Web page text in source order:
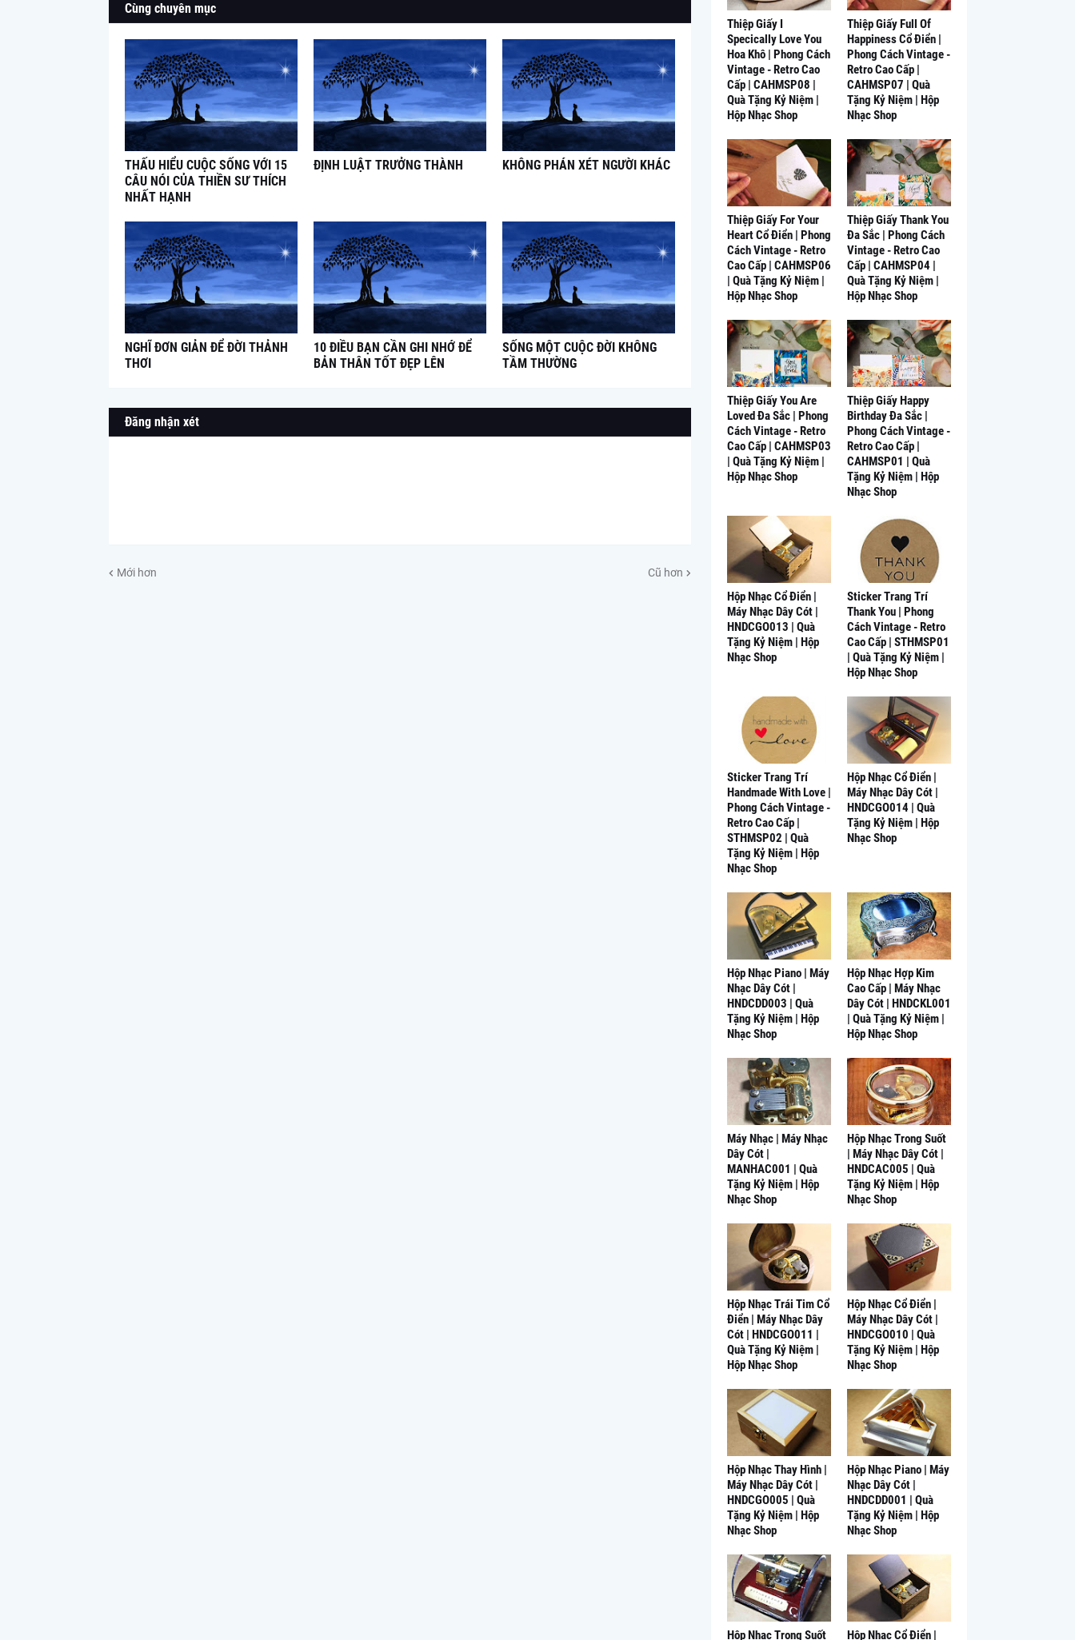
Cùng chuyên mục
THẤU HIỂU CUỘC SỐNG VỚI 15
CÂU NÓI CỦA THIỀN SƯ THÍCH
NHẤT HẠNH
ĐỊNH LUẬT TRƯỞNG THÀNH KHÔNG PHÁN XÉT NGƯỜI KHÁC
NGHĨ ĐƠN GIẢN ĐỂ ĐỜI THẢNH
THƠI
10 ĐIỀU BẠN CẦN GHI NHỚ ĐỂ
BẢN THÂN TỐT ĐẸP LÊN
SỐNG MỘT CUỘC ĐỜI KHÔNG
TẦM THƯỜNG
Đăng nhận xét
Mới hơn Cũ hơn
Thiệp Giấy I
Specically Love You
Hoa Khô | Phong Cách
Vintage - Retro Cao
Cấp | CAHMSP08 |
Quà Tặng Kỷ Niệm |
Hộp Nhạc Shop
Thiệp Giấy Full Of
Happiness Cổ Điển |
Phong Cách Vintage -
Retro Cao Cấp |
CAHMSP07 | Quà
Tặng Kỷ Niệm | Hộp
Nhạc Shop
Thiệp Giấy For Your
Heart Cổ Điển | Phong
Cách Vintage - Retro
Cao Cấp | CAHMSP06
| Quà Tặng Kỷ Niệm |
Hộp Nhạc Shop
Thiệp Giấy Thank You
Đa Sắc | Phong Cách
Vintage - Retro Cao
Cấp | CAHMSP04 |
Quà Tặng Kỷ Niệm |
Hộp Nhạc Shop
Thiệp Giấy You Are
Loved Đa Sắc | Phong
Cách Vintage - Retro
Cao Cấp | CAHMSP03
| Quà Tặng Kỷ Niệm |
Hộp Nhạc Shop
Thiệp Giấy Happy
Birthday Đa Sắc |
Phong Cách Vintage -
Retro Cao Cấp |
CAHMSP01 | Quà
Tặng Kỷ Niệm | Hộp
Nhạc Shop
Hộp Nhạc Cổ Điển |
Máy Nhạc Dây Cót |
HNDCGO013 | Quà
Tặng Kỷ Niệm | Hộp
Nhạc Shop
Sticker Trang Trí
Thank You | Phong
Cách Vintage - Retro
Cao Cấp | STHMSP01
| Quà Tặng Kỷ Niệm |
Hộp Nhạc Shop
Sticker Trang Trí
Handmade With Love |
Phong Cách Vintage -
Retro Cao Cấp |
STHMSP02 | Quà
Tặng Kỷ Niệm | Hộp
Nhạc Shop
Hộp Nhạc Cổ Điển |
Máy Nhạc Dây Cót |
HNDCGO014 | Quà
Tặng Kỷ Niệm | Hộp
Nhạc Shop
Hộp Nhạc Piano | Máy
Nhạc Dây Cót |
HNDCDD003 | Quà
Tặng Kỷ Niệm | Hộp
Nhạc Shop
Hộp Nhạc Hợp Kim
Cao Cấp | Máy Nhạc
Dây Cót | HNDCKL001
| Quà Tặng Kỷ Niệm |
Hộp Nhạc Shop
Máy Nhạc | Máy Nhạc
Dây Cót |
MANHAC001 | Quà
Tặng Kỷ Niệm | Hộp
Nhạc Shop
Hộp Nhạc Trong Suốt
| Máy Nhạc Dây Cót |
HNDCAC005 | Quà
Tặng Kỷ Niệm | Hộp
Nhạc Shop
Hộp Nhạc Trái Tim Cổ
Điển | Máy Nhạc Dây
Cót | HNDCGO011 |
Quà Tặng Kỷ Niệm |
Hộp Nhạc Shop
Hộp Nhạc Cổ Điển |
Máy Nhạc Dây Cót |
HNDCGO010 | Quà
Tặng Kỷ Niệm | Hộp
Nhạc Shop
Hộp Nhạc Thay Hình |
Máy Nhạc Dây Cót |
HNDCGO005 | Quà
Tặng Kỷ Niệm | Hộp
Nhạc Shop
Hộp Nhạc Piano | Máy
Nhạc Dây Cót |
HNDCDD001 | Quà
Tặng Kỷ Niệm | Hộp
Nhạc Shop
Hộp Nhạc Trong Suốt Hộp Nhạc Cổ Điển |